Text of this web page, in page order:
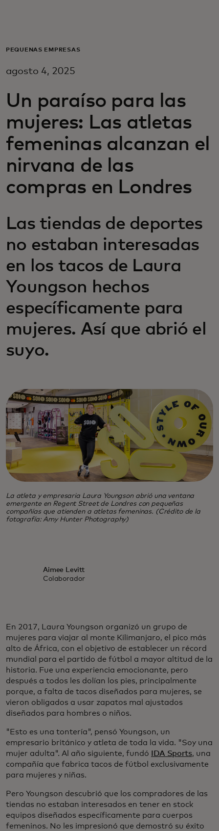
Para empresas
Para innovadores
Noticias y tendencias
PEQUEÑAS EMPRESAS
agosto 4, 2025
Un paraíso para las
mujeres: Las atletas
femeninas alcanzan el
nirvana de las
compras en Londres
Las tiendas de deportes
no estaban interesadas
en los tacos de Laura
Youngson hechos
específicamente para
mujeres. Así que abrió el
suyo.
La atleta y empresaria Laura Youngson abrió una ventana
emergente en Regent Street de Londres con pequeñas
compañías que atienden a atletas femeninas. (Crédito de la
fotografía: Amy Hunter Photography)
Aimee Levitt
Colaborador
En 2017, Laura Youngson organizó un grupo de
mujeres para viajar al monte Kilimanjaro, el pico más
alto de África, con el objetivo de establecer un récord
mundial para el partido de fútbol a mayor altitud de la
historia. Fue una experiencia emocionante, pero
después a todos les dolían los pies, principalmente
porque, a falta de tacos diseñados para mujeres, se
vieron obligados a usar zapatos mal ajustados
diseñados para hombres o niños.
"Esto es una tontería", pensó Youngson, un
empresario británico y atleta de toda la vida. "Soy una
mujer adulta". Al año siguiente, fundó
IDA Sports, una
compañía que fabrica tacos de fútbol exclusivamente
para mujeres y niñas.
Pero Youngson descubrió que los compradores de las
tiendas no estaban interesados en tener en stock
equipos diseñados específicamente para cuerpos
femeninos. No les impresionó que demostró su éxito